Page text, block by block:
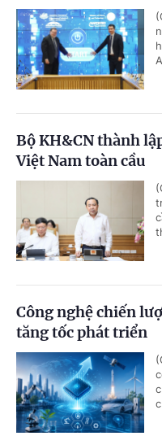
Bộ KH&CN thành
Việt Nam toàn cầu
Công nghệ chiến
tăng tốc phát triển